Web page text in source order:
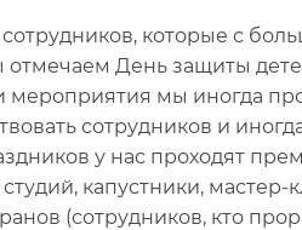
которые с
отмечаем День защиты
мероприятия мы иногда
сотрудников и
у нас проходят
капустники, мастер-
(сотрудников, кто